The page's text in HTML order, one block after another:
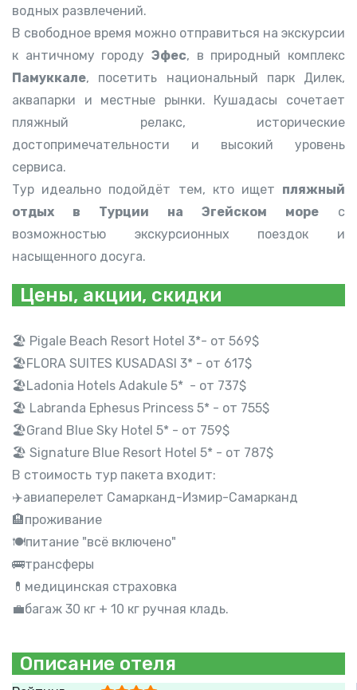
водных развлечений.
В свободное время можно отправиться на экскурсии
к античному городу Эфес, в природный комплекс
Памуккале, посетить национальный парк Дилек,
аквапарки и местные рынки. Кушадасы сочетает
пляжный релакс, исторические
достопримечательности и высокий уровень
сервиса.
Тур идеально подойдёт тем, кто ищет пляжный
отдых в Турции на Эгейском море с
возможностью экскурсионных поездок и
насыщенного досуга.
Цены, акции, скидки
🏖 Pigale Beach Resort Hotel 3*- от 569$
🏖FLORA SUITES KUSADASI 3* - от 617$
🏖Ladonia Hotels Adakule 5* - от 737$
🏖 Labranda Ephesus Princess 5* - от 755$
🏖Grand Blue Sky Hotel 5* - от 759$
🏖 Signature Blue Resort Hotel 5* - от 787$
В стоимость тур пакета входит:
✈️авиаперелет Самарканд-Измир-Самарканд
🏨проживание
🍽питание "всё включено"
🚌трансферы
💊медицинская страховка
💼багаж 30 кг + 10 кг ручная кладь.
Описание отеля